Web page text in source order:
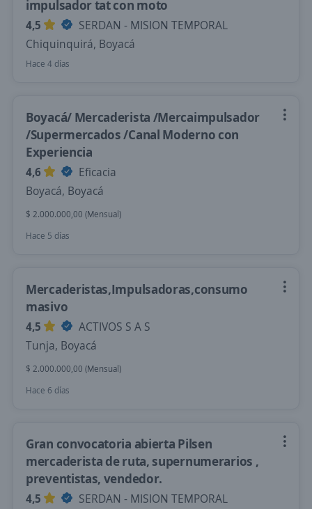
impulsador tat con moto
4,5
SERDAN - MISION TEMPORAL
Chiquinquirá, Boyacá
Hace 4 días
Boyacá/ Mercaderista /Mercaimpulsador
/Supermercados /Canal Moderno con
Experiencia
4,6
Eficacia
Boyacá, Boyacá
$ 2.000.000,00 (Mensual)
Hace 5 días
Mercaderistas,Impulsadoras,consumo
masivo
4,5
ACTIVOS S A S
Tunja, Boyacá
$ 2.000.000,00 (Mensual)
Hace 6 días
Gran convocatoria abierta Pilsen
mercaderista de ruta, supernumerarios ,
preventistas, vendedor.
4,5
SERDAN - MISION TEMPORAL